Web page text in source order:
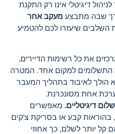
דיגיטלי אינו רק התקנת
שבה מתבצע מעקב אחר
שיעזרו לכם להטמיע
את כל רשימות הדיירים,
התשלומים למקום אחד. המטרה
הולך לאיבוד בתהליך המעבר
אחת מסונכרנת.
מאפשרים
בהוראות קבע או בסריקת צ'קים
קל יותר לשלם, כך אחוזי